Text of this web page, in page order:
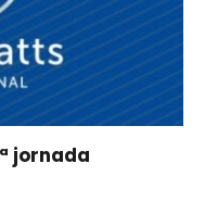
jornada